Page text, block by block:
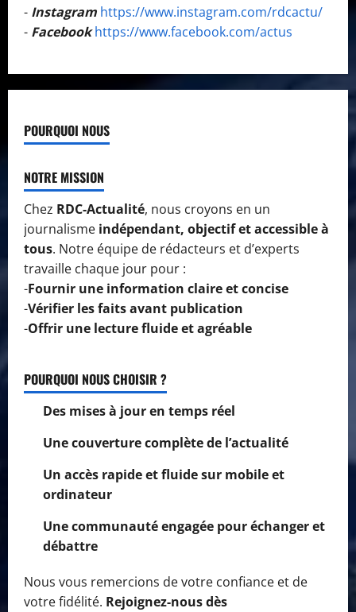
- Instagram https://www.instagram.com/rdcactu/
- Facebook https://www.facebook.com/actus
POURQUOI NOUS
NOTRE MISSION
Chez RDC-Actualité, nous croyons en un
journalisme indépendant, objectif et accessible à
tous. Notre équipe de rédacteurs et d’experts
travaille chaque jour pour :
-Fournir une information claire et concise
-Vérifier les faits avant publication
-Offrir une lecture fluide et agréable
POURQUOI NOUS CHOISIR ?
Des mises à jour en temps réel
Une couverture complète de l’actualité
Un accès rapide et fluide sur mobile et
ordinateur
Une communauté engagée pour échanger et
débattre
Nous vous remercions de votre confiance et de
votre fidélité. Rejoignez-nous dès